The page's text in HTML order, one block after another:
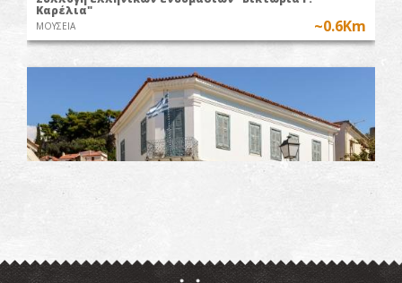
Καρέλια"
ΜΟΥΣΕΙΑ ~0.6Km
Ιστορικό και Λαογραφικό Μουσείο Καλαμάτας
ΜΟΥΣΕΙΑ ~0.7Km